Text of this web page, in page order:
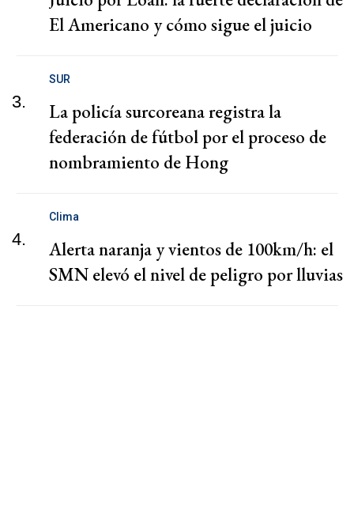
El Americano y cómo sigue el juicio
3.
SUR
La policía surcoreana registra la
federación de fútbol por el proceso de
nombramiento de Hong
4.
Clima
Alerta naranja y vientos de 100km/h: el
SMN elevó el nivel de peligro por lluvias